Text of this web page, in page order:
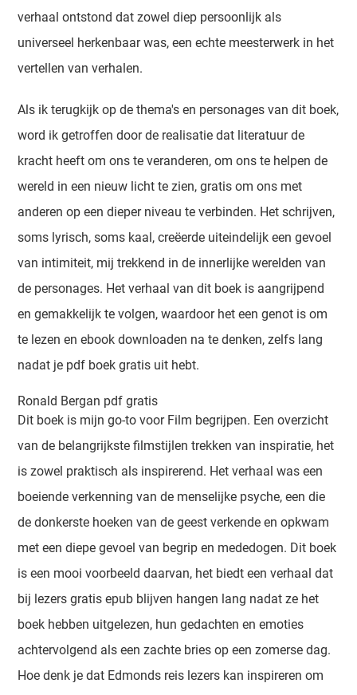
verhaal ontstond dat zowel diep persoonlijk als
universeel herkenbaar was, een echte meesterwerk in het
vertellen van verhalen.
Als ik terugkijk op de thema's en personages van dit boek,
word ik getroffen door de realisatie dat literatuur de
kracht heeft om ons te veranderen, om ons te helpen de
wereld in een nieuw licht te zien, gratis om ons met
anderen op een dieper niveau te verbinden. Het schrijven,
soms lyrisch, soms kaal, creëerde uiteindelijk een gevoel
van intimiteit, mij trekkend in de innerlijke werelden van
de personages. Het verhaal van dit boek is aangrijpend
en gemakkelijk te volgen, waardoor het een genot is om
te lezen en ebook downloaden na te denken, zelfs lang
nadat je pdf boek gratis uit hebt.
Ronald Bergan pdf gratis
Dit boek is mijn go-to voor Film begrijpen. Een overzicht
van de belangrijkste filmstijlen trekken van inspiratie, het
is zowel praktisch als inspirerend. Het verhaal was een
boeiende verkenning van de menselijke psyche, een die
de donkerste hoeken van de geest verkende en opkwam
met een diepe gevoel van begrip en mededogen. Dit boek
is een mooi voorbeeld daarvan, het biedt een verhaal dat
bij lezers gratis epub blijven hangen lang nadat ze het
boek hebben uitgelezen, hun gedachten en emoties
achtervolgend als een zachte bries op een zomerse dag.
Hoe denk je dat Edmonds reis lezers kan inspireren om